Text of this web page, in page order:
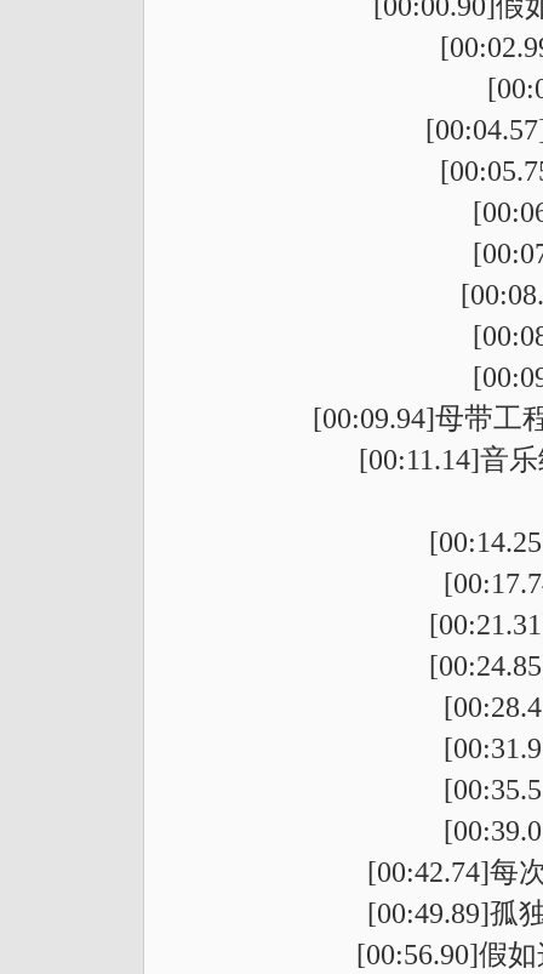
[00:09.94]母带工
[00:11.14]音
[00:42.74]每
[00:49.89]孤
[00:56.90]假